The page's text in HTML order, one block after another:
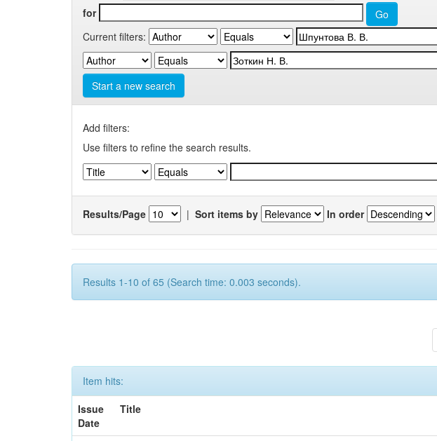
for
Current filters:
Start a new search
Add filters:
Use filters to refine the search results.
Results/Page | Sort items by In order
Results 1-10 of 65 (Search time: 0.003 seconds).
Item hits:
Issue
Date
Title